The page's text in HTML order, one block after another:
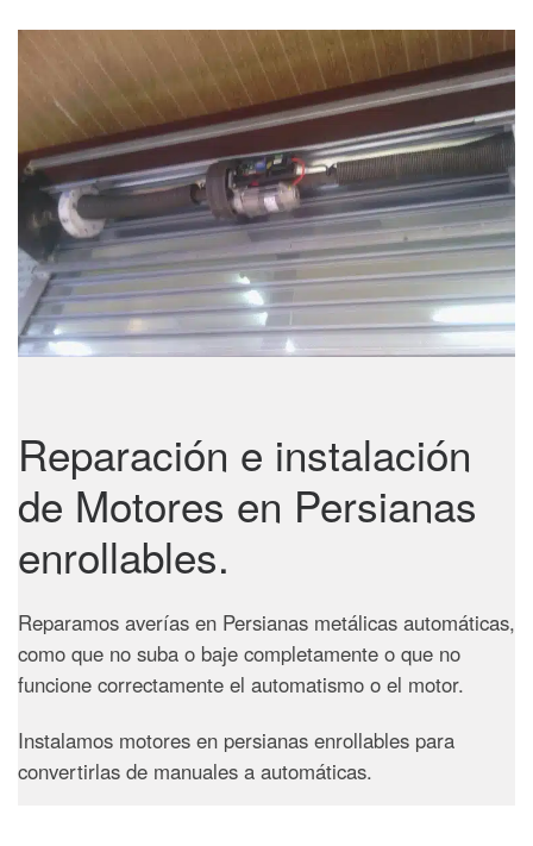
Reparación e instalación
de Motores en Persianas
enrollables.
Reparamos averías en Persianas metálicas automáticas,
como que no suba o baje completamente o que no
funcione correctamente el automatismo o el motor.
Instalamos motores en persianas enrollables para
convertirlas de manuales a automáticas.